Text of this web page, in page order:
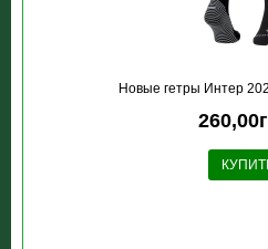
Новые гетры Интер